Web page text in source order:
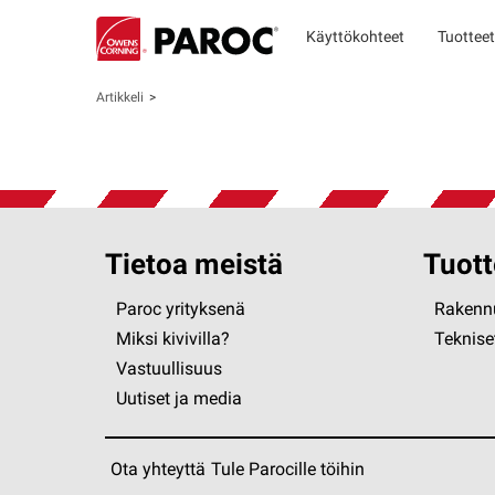
Käyttökohteet Tuotteet
Artikkeli
Tietoa meistä
Paroc yrityksenä
Miksi kivivilla?
Vastuullisuus
Uutiset ja media
Ota yhteyttä Tule Parocille töihin